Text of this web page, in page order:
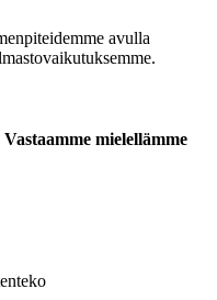
avulla
mielellämme